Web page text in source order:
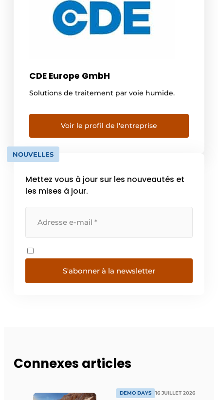
CDE Europe GmbH
Solutions de traitement par voie humide.
Voir le profil de l'entreprise
NOUVELLES
Mettez vous à jour sur les nouveautés et
les mises à jour.
S'abonner à la newsletter
Connexes articles
DEMO DAYS 16 JUILLET 2026